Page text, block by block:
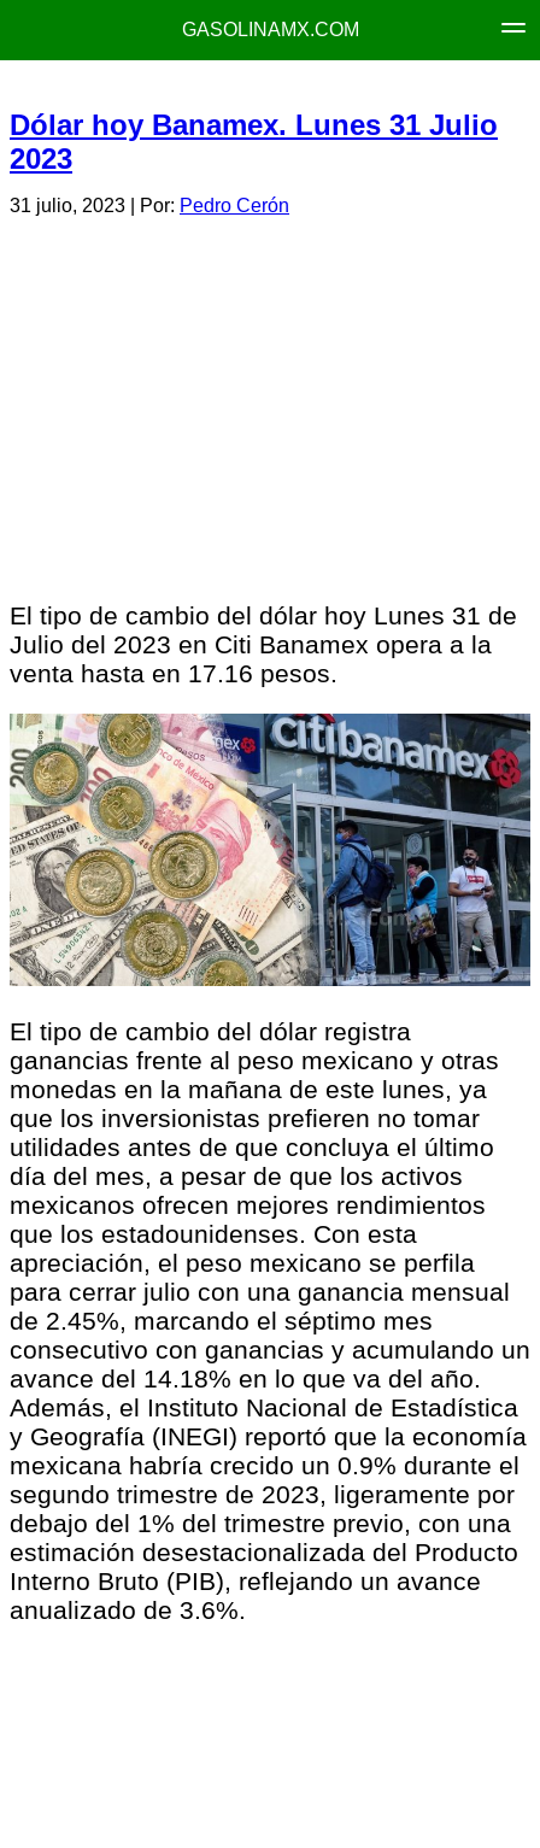
GASOLINAMX.COM
Dólar hoy Banamex. Lunes 31 Julio
2023
31 julio, 2023 | Por: Pedro Cerón
El tipo de cambio del dólar hoy Lunes 31 de
Julio del 2023 en Citi Banamex opera a la
venta hasta en 17.16 pesos.
El tipo de cambio del dólar registra
ganancias frente al peso mexicano y otras
monedas en la mañana de este lunes, ya
que los inversionistas prefieren no tomar
utilidades antes de que concluya el último
día del mes, a pesar de que los activos
mexicanos ofrecen mejores rendimientos
que los estadounidenses. Con esta
apreciación, el peso mexicano se perfila
para cerrar julio con una ganancia mensual
de 2.45%, marcando el séptimo mes
consecutivo con ganancias y acumulando un
avance del 14.18% en lo que va del año.
Además, el Instituto Nacional de Estadística
y Geografía (INEGI) reportó que la economía
mexicana habría crecido un 0.9% durante el
segundo trimestre de 2023, ligeramente por
debajo del 1% del trimestre previo, con una
estimación desestacionalizada del Producto
Interno Bruto (PIB), reflejando un avance
anualizado de 3.6%.